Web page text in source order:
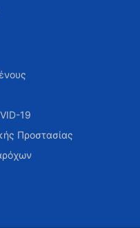
19
Προστασίας